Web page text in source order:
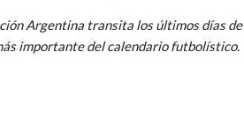
Argentina transita los últimos días de
importante del calendario futbolístico.